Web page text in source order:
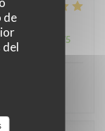
de
del/ Precio /5